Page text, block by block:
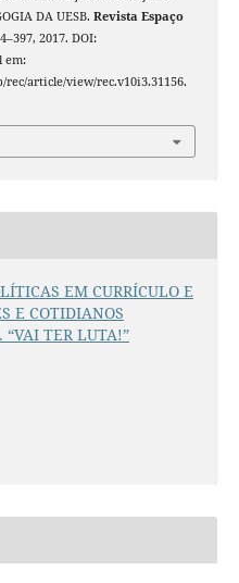
DA UESB. Revista Espaço
2017. DOI:
em:
article/view/rec.v10i3.31156.
EM CURRÍCULO E
E COTIDIANOS
“VAI TER LUTA!”